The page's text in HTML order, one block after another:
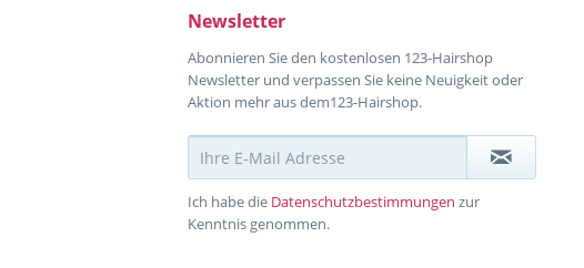
Newsletter
Abonnieren Sie den kostenlosen 123-Hairshop
Newsletter und verpassen Sie keine Neuigkeit oder
Aktion mehr aus dem123-Hairshop.
Ich habe die Datenschutzbestimmungen zur
Kenntnis genommen.